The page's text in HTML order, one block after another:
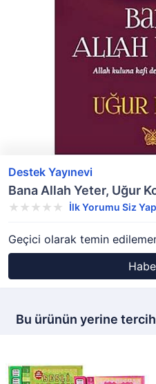
Destek Yayınevi
Bana Allah Yeter, Uğur
İlk Yorumu Siz
Geçici olarak temin
Bu ürünün yerine